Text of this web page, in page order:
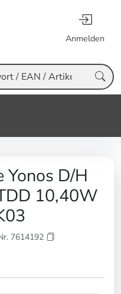
Anmelden
Yonos D/H
10,40W
7614192